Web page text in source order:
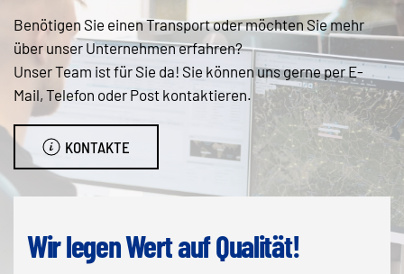
Benötigen Sie einen Transport oder möchten Sie mehr
über unser Unternehmen erfahren?
Unser Team ist für Sie da! Sie können uns gerne per E-
Mail, Telefon oder Post kontaktieren.
KONTAKTE
Wir legen Wert auf Qualität!